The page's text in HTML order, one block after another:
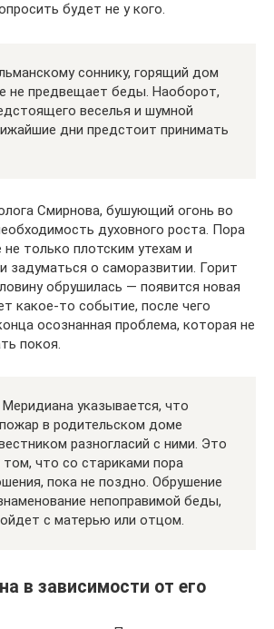
будет не у кого.
соннику, горящий дом
не предвещает беды. Наоборот,
веселья и шумной
дни предстоит принимать
Смирнова, бушующий огонь во
духовного роста. Пора
только плотским утехам и
задуматься о саморазвитии. Горит
обрушилась — появится новая
какое-то событие, после чего
осознанная проблема, которая не
покоя.
указывается, что
в родительском доме
разногласий с ними. Это
что со стариками пора
пока не поздно. Обрушение
непоправимой беды,
с матерью или отцом.
в зависимости от его